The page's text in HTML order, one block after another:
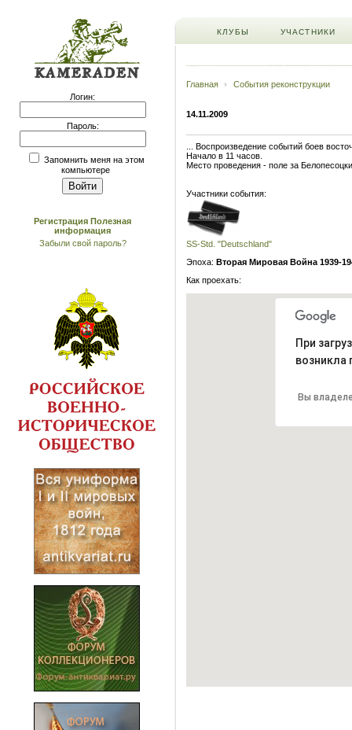
Логин:
Пароль:
Запомнить меня на этом
компьютере
Регистрация Полезная
информация
Забыли свой пароль?
КЛУБЫ УЧАСТНИКИ
Главная События реконструкции
14.11.2009
... Воспроизведение событий боев
Начало в 11 часов.
Место проведения - поле за
Участники события:
SS-Std. "Deutschland"
Эпоха: Вторая Мировая Война 1939-
Как проехать:
При
возникла
Вы